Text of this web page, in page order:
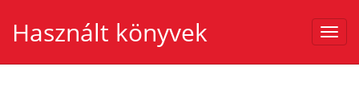
Használt könyvek